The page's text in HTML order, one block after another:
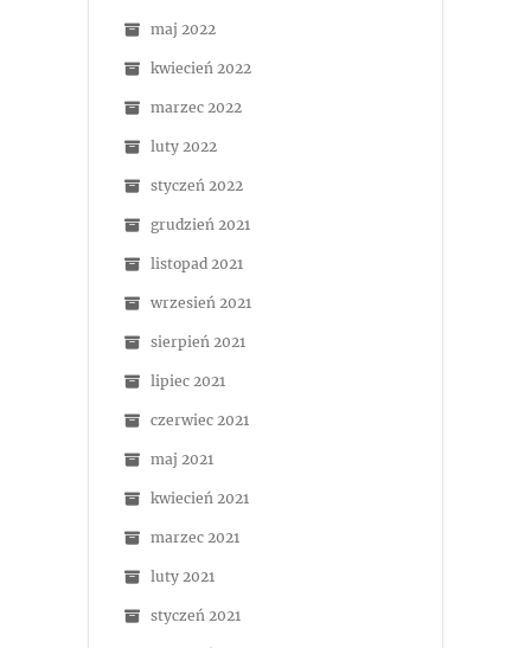
maj 2022
kwiecień 2022
marzec 2022
luty 2022
styczeń 2022
grudzień 2021
listopad 2021
wrzesień 2021
sierpień 2021
lipiec 2021
czerwiec 2021
maj 2021
kwiecień 2021
marzec 2021
luty 2021
styczeń 2021